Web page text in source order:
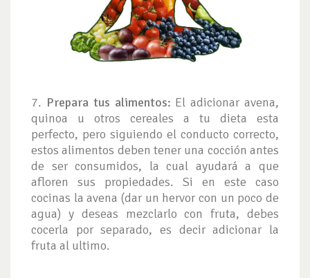
7. Prepara tus alimentos: El adicionar avena,
quinoa u otros cereales a tu dieta esta
perfecto, pero siguiendo el conducto correcto,
estos alimentos deben tener una cocción antes
de ser consumidos, la cual ayudará a que
afloren sus propiedades. Si en este caso
cocinas la avena (dar un hervor con un poco de
agua) y deseas mezclarlo con fruta, debes
cocerla por separado, es decir adicionar la
fruta al ultimo.